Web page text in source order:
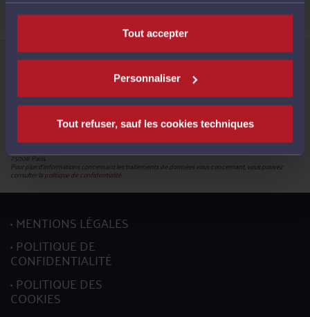
Tout accepter
Personnaliser
Tout refuser, sauf les cookies techniques
Informations relatives à la protection de vos données
met en œuvre un traitement de données caractère personnel en vue de la création de votre compte
pour pouvoir accéder aux services proposés par la plateforme et bénéficier de ces derniers.
mettre à jour votre profil.
Conformément à la réglementation en vigueur, vous disposez du droit de demander l'accès, la
rectification, l’effacement et la portabilité de vos données ainsi que la limitation du traitement. Vous
pouvez en outre retirer votre consentement pour les traitements basés sur ce fondement juridique.
L’exercice de ces droits s’effectuent, auprès du délégué à la protection des données, par l’envoi soit
d’un courriel à l’adresse mail :donneespersonnelles@cnb.avocat.fr, soit d’un courrier par voie postale à
75008 Paris.
Pour plus d’informations concernant les traitements de données vous concernant, vous pouvez
consulter lapolitique de confidentialité.
MENTIONS LÉGALES
POLITIQUE DE
CONFIDENTIALITÉ
POLITIQUE DES
COOKIES